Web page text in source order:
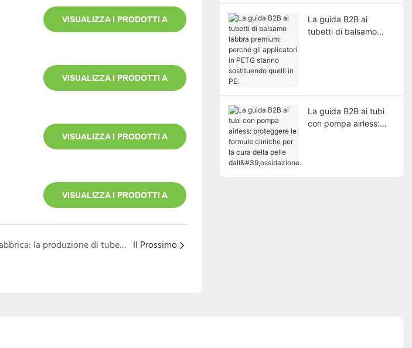
VISUALIZZA I PRODOTTI A
VISUALIZZA I PRODOTTI A
VISUALIZZA I PRODOTTI A
VISUALIZZA I PRODOTTI A
Il segreto della fabbrica: la produzione di tubetti di balsamo labbra e crema contorno occhi in confezioni condivise. Il Prossimo
La guida B2B ai
tubetti di balsamo
La guida B2B ai tubi
con pompa airless: